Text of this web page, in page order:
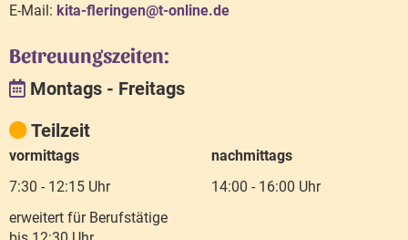
E-Mail: kita-fleringen@t-online.de
Betreuungszeiten:
Montags - Freitags
Teilzeit
vormittags
7:30 - 12:15 Uhr
erweitert für Berufstätige
nachmittags
14:00 - 16:00 Uhr